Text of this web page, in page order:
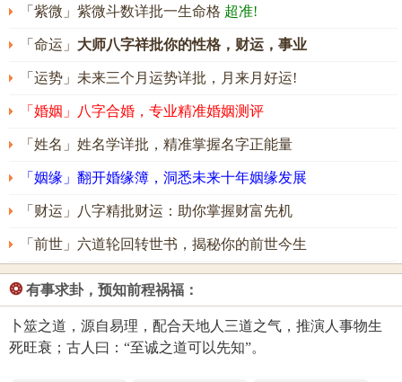
「紫微」紫微斗数详批一生命格 超准!
「命运」 大师八字祥批你的性格，财运，事业
「运势」未来三个月运势详批，月来月好运!
「婚姻」八字合婚，专业精准婚姻测评
「姓名」姓名学详批，精准掌握名字正能量
「姻缘」翻开婚缘簿，洞悉未来十年姻缘发展
「财运」八字精批财运：助你掌握财富先机
「前世」六道轮回转世书，揭秘你的前世今生
❂ 有事求卦，预知前程祸福：
卜筮之道，源自易理，配合天地人三道之气，推演人事物生
死旺衰；古人曰：“至诚之道可以先知”。